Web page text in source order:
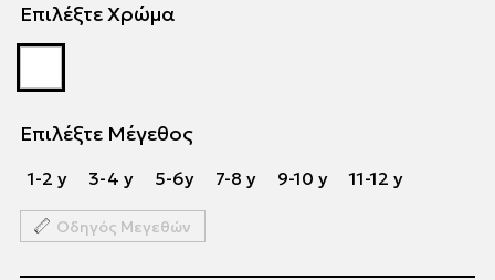
Επιλέξτε Χρώμα
Επιλέξτε Μέγεθος
1-2 y 3-4 y 5-6y 7-8 y 9-10 y 11-12 y
Οδηγός Μεγεθών